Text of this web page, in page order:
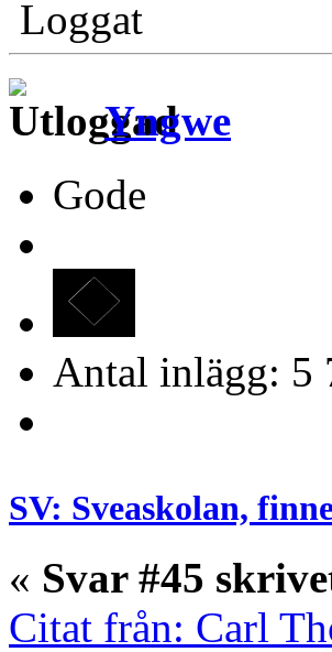
Loggat
Yngwe
Gode
Antal inlägg: 5
SV: Sveaskolan,
« Svar #45
Citat från: Carl